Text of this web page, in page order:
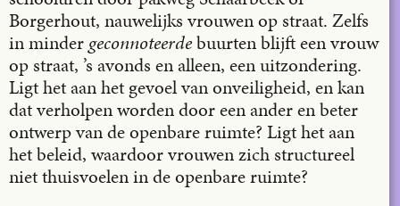
Borgerhout, nauwelijks vrouwen op straat. Zelfs
in minder geconnoteerdebuurten blijft een vrouw
op straat, ’s avonds en alleen, een uitzondering.
Ligt het aan het gevoel van onveiligheid, en kan
dat verholpen worden door een ander en beter
ontwerp van de openbare ruimte? Ligt het aan
het beleid, waardoor vrouwen zich structureel
niet thuisvoelen in de openbare ruimte?